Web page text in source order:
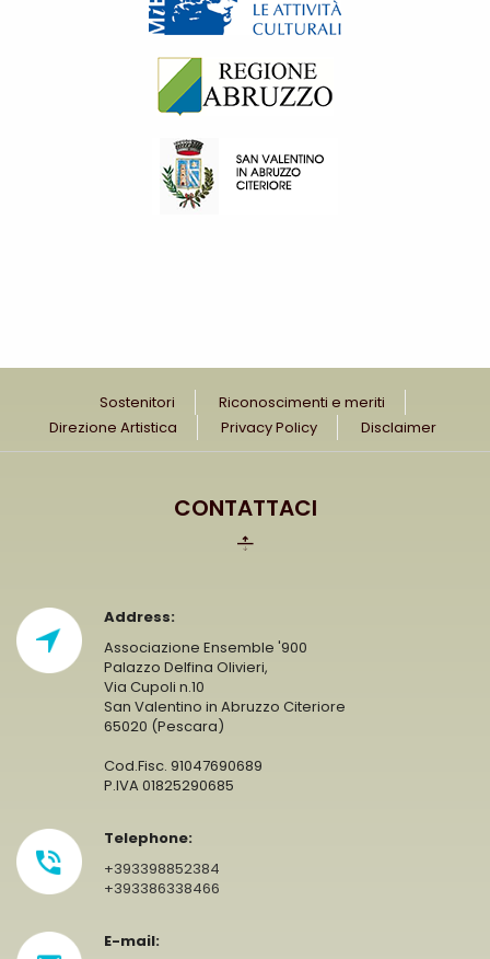
Sostenitori
Riconoscimenti e meriti
Direzione Artistica
Privacy Policy Disclaimer
CONTATTACI
Address:
Associazione Ensemble '900
Palazzo Delfina Olivieri,
Via Cupoli n.10
San Valentino in Abruzzo Citeriore
65020 (Pescara)
Cod.Fisc. 91047690689
P.IVA 01825290685
Telephone:
+393398852384
+393386338466
E-mail: